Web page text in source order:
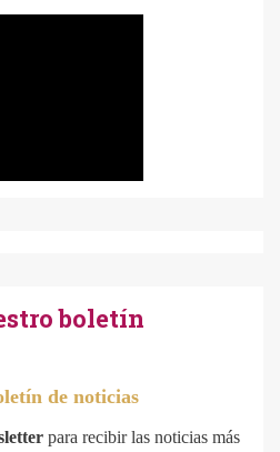
boletín
de noticias
para recibir las noticias más